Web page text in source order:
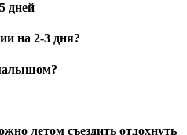
дней
на 2-3 дня?
летом съездить отдохнуть